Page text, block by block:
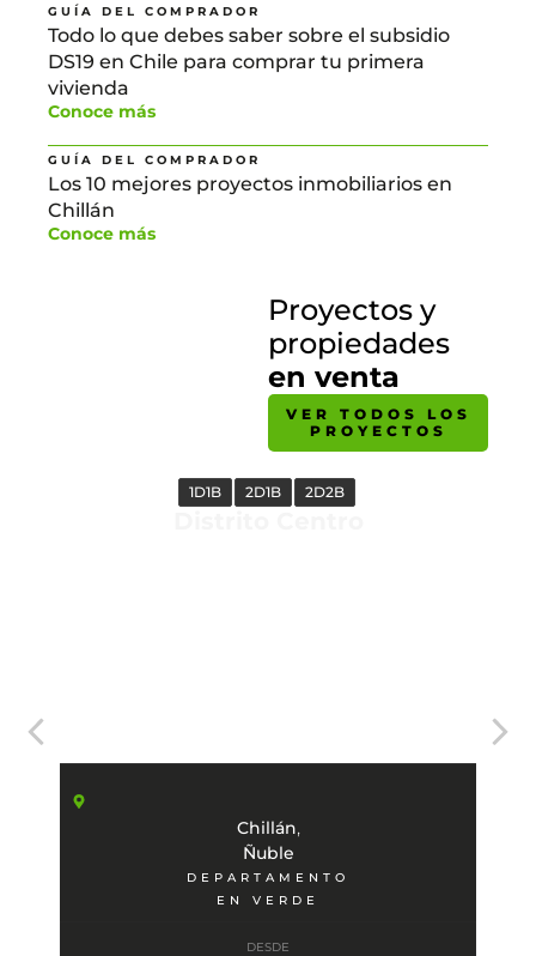
GUÍA DEL COMPRADOR
Todo lo que debes saber sobre el subsidio
DS19 en Chile para comprar tu primera
vivienda
Conoce más
GUÍA DEL COMPRADOR
Los 10 mejores proyectos inmobiliarios en
Chillán
Conoce más
Proyectos y
propiedades
en venta
VER TODOS LOS
PROYECTOS
1D1B 2D1B 2D2B
Chillán,
Ñuble
DEPARTAMENTO
EN VERDE
DESDE